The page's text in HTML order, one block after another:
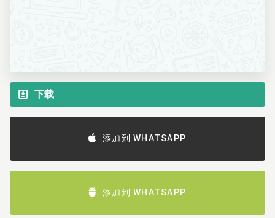
下载
添加到 WHATSAPP
添加到 WHATSAPP